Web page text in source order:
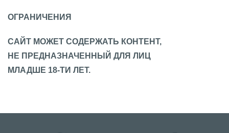
ОГРАНИЧЕНИЯ
САЙТ МОЖЕТ СОДЕРЖАТЬ КОНТЕНТ,
НЕ ПРЕДНАЗНАЧЕННЫЙ ДЛЯ ЛИЦ
МЛАДШЕ 18-ТИ ЛЕТ.